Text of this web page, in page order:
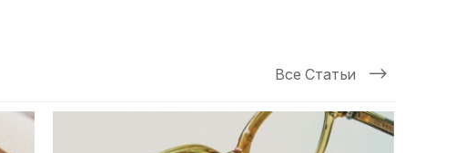
Все Статьи